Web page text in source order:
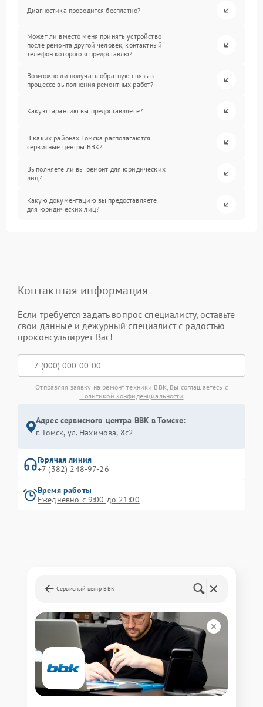
Диагностика проводится бесплатно?
Может ли вместо меня принять устройство
после ремонта другой человек, контактный
телефон которого я предоставлю?
Возможно ли получать обратную связь в
процессе выполнения ремонтных работ?
Какую гарантию вы предоставляете?
В каких районах Томска располагаются
сервисные центры BBK?
Выполняете ли вы ремонт для юридических
лиц?
Какую документацию вы предоставляете
для юридических лиц?
Контактная информация
Если требуется задать вопрос специалисту, оставьте
свои данные и дежурный специалист с радостью
проконсультирует Вас!
Отправляя заявку на ремонт техники BBK, Вы соглашаетесь с
Политикой конфиденциальности
Адрес сервисного центра BBK в Томске:
г. Томск, ул. Нахимова, 8с2
Горячая линия
+7 (382) 248-97-26
Время работы
Ежедневно с 9:00 до 21:00
Сервисный центр BBK